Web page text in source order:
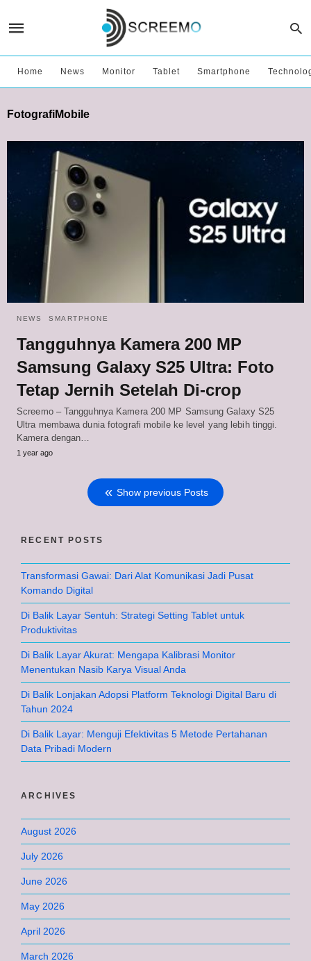
Home News Monitor Tablet Smartphone
FotografiMobile
NEWS SMARTPHONE
Tangguhnya Kamera 200 MP
Samsung Galaxy S25 Ultra: Foto
Tetap Jernih Setelah Di-crop
Screemo – Tangguhnya Kamera 200 MP Samsung Galaxy S25
Ultra membawa dunia fotografi mobile ke level yang lebih tinggi.
Kamera dengan…
1 year ago
Show previous Posts
RECENT POSTS
Transformasi Gawai: Dari Alat Komunikasi Jadi Pusat
Komando Digital
Di Balik Layar Sentuh: Strategi Setting Tablet untuk
Produktivitas
Di Balik Layar Akurat: Mengapa Kalibrasi Monitor
Menentukan Nasib Karya Visual Anda
Di Balik Lonjakan Adopsi Platform Teknologi Digital Baru di
Tahun 2024
Di Balik Layar: Menguji Efektivitas 5 Metode Pertahanan
Data Pribadi Modern
ARCHIVES
August 2026
July 2026
June 2026
May 2026
April 2026
March 2026